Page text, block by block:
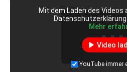
Mit dem Laden des Videos
Datenschutzerklärung
Mehr
Video
YouTube immer